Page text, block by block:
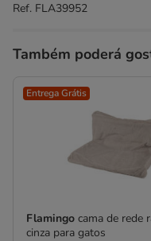
Ref. FLA39952
Também poderá
Entrega Grátis
Flamingo cama de rede
cinza para gatos